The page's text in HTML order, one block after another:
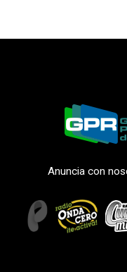
Anuncia con